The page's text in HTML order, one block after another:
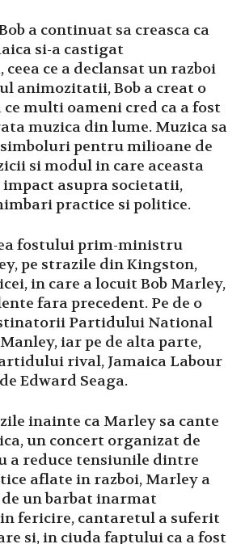
a continuat sa creasca ca
si-a castigat
ce a declansat un razboi
animozitatii, Bob a creat o
ce multi oameni cred ca a fost
muzica din lume. Muzica sa
pentru milioane de
si modul in care aceasta
impact asupra societatii,
practice si politice.
fostului prim-ministru
pe strazile din Kingston,
in care a locuit Bob Marley,
fara precedent. Pe de o
Partidului National
iar pe de alta parte,
rival, Jamaica Labour
Edward Seaga.
inainte ca Marley sa cante
un concert organizat de
a reduce tensiunile dintre
aflate in razboi, Marley a
un barbat inarmat
fericire, cantaretul a suferit
si, in ciuda faptului ca a fost